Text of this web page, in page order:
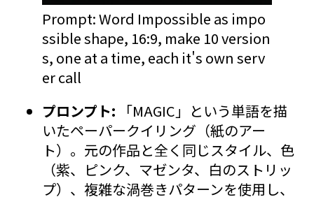
Prompt: Word Impossible as impo
ssible shape, 16:9, make 10 version
s, one at a time, each it's own serv
er call
プロンプト:
「MAGIC」という単語を描
いたペーパークイリング（紙のアー
ト）。元の作品と全く同じスタイル、色
（紫、ピンク、マゼンタ、白のストリッ
プ）、複雑な渦巻きパターンを使用し、